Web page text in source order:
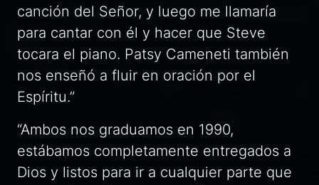
canción del Señor, y luego me llamaría
para cantar con él y hacer que Steve
tocara el piano. Patsy Cameneti también
nos enseñó a fluir en oración por el
Espíritu.”
“Ambos nos graduamos en 1990,
estábamos completamente entregados a
Dios y listos para ir a cualquier parte que